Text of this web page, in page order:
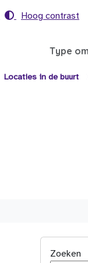
Hoog contrast
Locaties in de buurt
Zoeken